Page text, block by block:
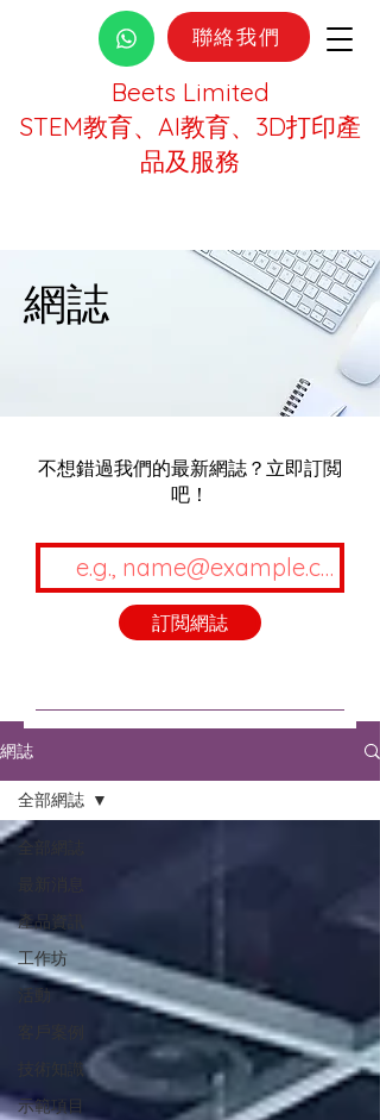
Beets Limited
STEM教育、AI教育、3D打印產
品及服務
聯絡我們
網誌
不想錯過我們的最新網誌？立即訂閲
吧！
網誌
產品資訊
工作坊
活動
技術知識
示範項目
全部網誌
訂閲網誌